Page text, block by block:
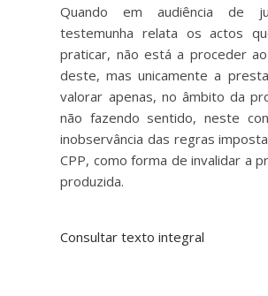
Quando em audiência de
testemunha relata os actos
praticar, não está a proceder
deste, mas unicamente a
valorar apenas, no âmbito da
não fazendo sentido, neste
inobservância das regras
CPP, como forma de invalidar a
produzida.
Consultar texto integral